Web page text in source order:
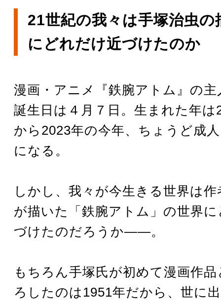
21世紀の我々は手塚治虫の
にどれだけ近づけたのか
漫画・アニメ『鉄腕アトム』の
誕生日は４月７日。生まれた年は
から2023年の今年、ちょうど成
になる。
しかし、我々が今生きる世界は
が描いた「鉄腕アトム」の世界
づけたのだろうか――。
もちろん手塚氏が初めて漫画作
ろしたのは1951年だから、世に